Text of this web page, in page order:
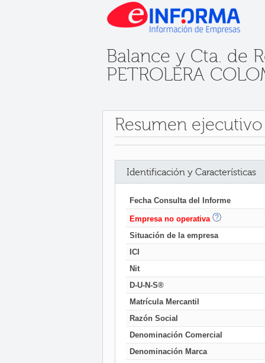
Balance y Cta. de
PETROLERA
Resumen ejecutivo
Identificación y Características
Fecha Consulta del Informe
Empresa no operativa
Situación de la empresa
ICI
Nit
D-U-N-S®
Matrícula Mercantil
Razón Social
Denominación Comercial
Denominación Marca